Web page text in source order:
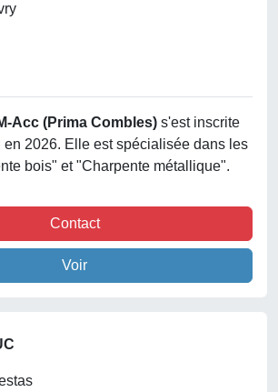
Acc (prima Combles) s'est inscrite
en 2026. Elle est spécialisée dans les
bois" et "Charpente métallique".
Contact
Voir